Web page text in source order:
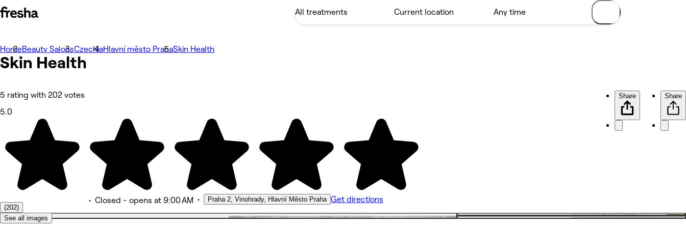
Valokuvat
Tietoa
Palvelut
Muut
HomeBeauty SalonsCzechiaHlavní město PrahaSkin Health
Skin Health
5 rating with 202 votes
5.0
(202)
• Closed - opens at 9:00 AM • Praha 2, Vinohrady, Hlavní Město Praha Get directions
Share Share
See all images